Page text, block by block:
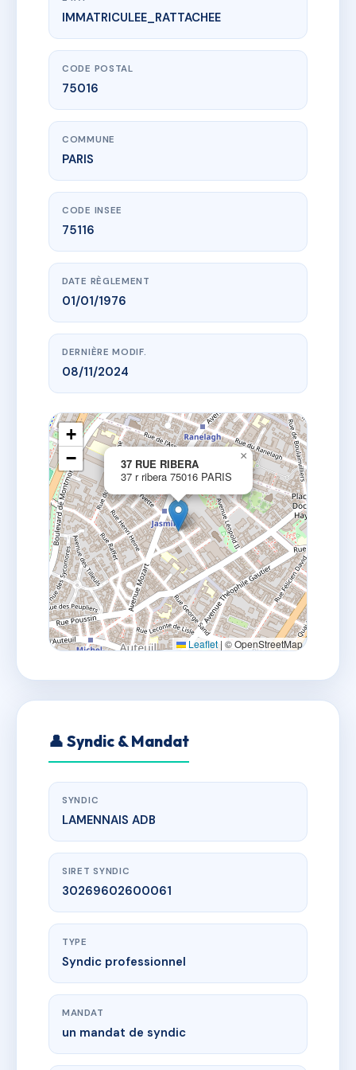
www.vme.plus/AC6745236
37 RUE RIBERA
37 r ribera
IMMATRICULEE_RATTACHEE
CODE POSTAL
75016
COMMUNE
PARIS
CODE INSEE
75116
DATE RÈGLEMENT
01/01/1976
DERNIÈRE MODIF.
08/11/2024
37 RUE RIBERA
37 r ribera 75016 PARIS
×
+
−
Leaflet | © OpenStreetMap
👤 Syndic & Mandat
SYNDIC
LAMENNAIS ADB
SIRET SYNDIC
30269602600061
TYPE
Syndic professionnel
MANDAT
un mandat de syndic